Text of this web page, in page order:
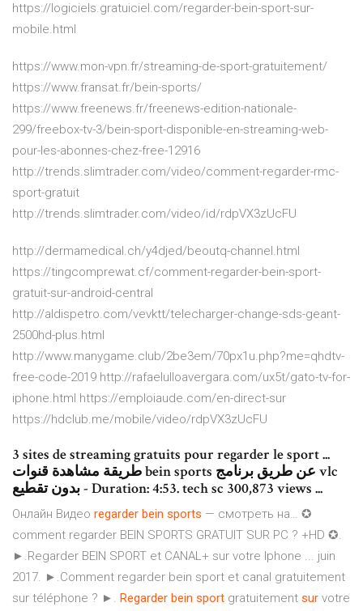
https://logiciels.gratuiciel.com/regarder-bein-sport-sur-
mobile.html
https://www.mon-vpn.fr/streaming-de-sport-gratuitement/
https://www.fransat.fr/bein-sports/
https://www.freenews.fr/freenews-edition-nationale-
299/freebox-tv-3/bein-sport-disponible-en-streaming-web-
pour-les-abonnes-chez-free-12916
http://trends.slimtrader.com/video/comment-regarder-rmc-
sport-gratuit
http://trends.slimtrader.com/video/id/rdpVX3zUcFU
http://dermamedical.ch/y4djed/beoutq-channel.html
https://tingcomprewat.cf/comment-regarder-bein-sport-
gratuit-sur-android-central
http://aldispetro.com/vevktt/telecharger-change-sds-geant-
2500hd-plus.html
http://www.manygame.club/2be3em/70px1u.php?me=qhdtv-
free-code-2019 http://rafaelulloavergara.com/ux5t/gato-tv-for-
iphone.html https://emploiaude.com/en-direct-sur
https://hdclub.me/mobile/video/rdpVX3zUcFU
3 sites de streaming gratuits pour regarder le sport ...
طريقة مشاهدة قنوات bein sports عن طريق برنامج vlc
بدون تقطيع - Duration: 4:53. tech sc 300,873 views ...
Онлайн Видео regarder bein sports — смотреть на… ✪
comment regarder BEIN SPORTS GRATUIT SUR PC ? +HD ✪.
►.Regarder BEIN SPORT et CANAL+ sur votre Iphone ... juin
2017. ►.Comment regarder bein sport et canal gratuitement
sur téléphone ? ►. Regarder bein sport gratuitement sur votre